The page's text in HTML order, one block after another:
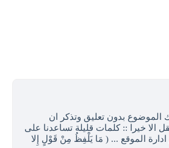
الموضوع بدون تعليق وتذكر ان
الا خيرا :: كلمات قليلة تساعدنا على
الموقع ... ( مَا يَلْفِظُ مِنْ قَوْلٍ إِلا